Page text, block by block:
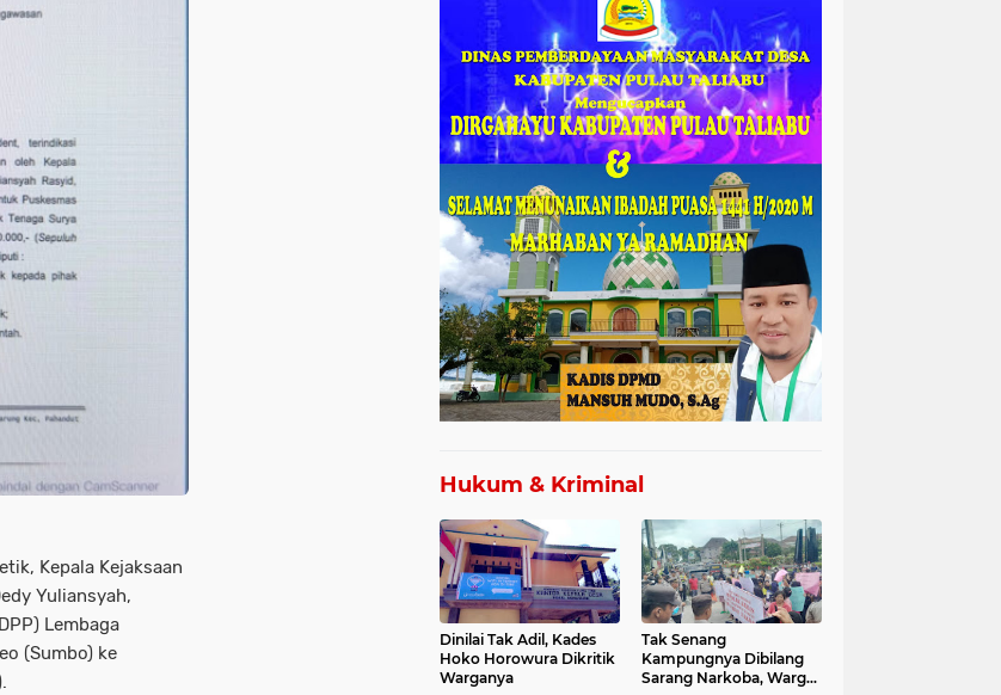
Kepala Kejaksaan
Yuliansyah,
Lembaga
(Sumbo) ke
Hukum & Kriminal
Dinilai Tak Adil, Kades
Hoko Horowura Dikritik
Warganya
Tak Senang
Kampungnya Dibilang
Sarang Narkoba, Warga